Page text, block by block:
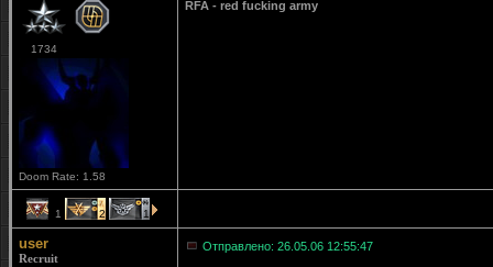
1734
Doom Rate: 1.58
RFA - red fucking army
1 2 1
user
Recruit
Отправлено: 26.05.06 12:55:47